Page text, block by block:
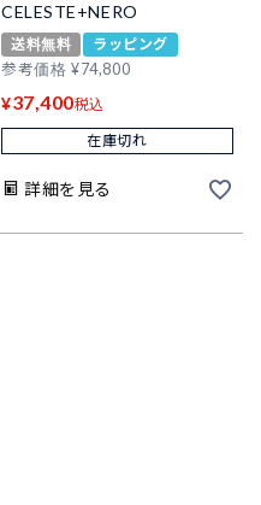
CELESTE+NERO
送料無料
ラッピング
参考価格 ¥74,800
¥37,400税込
在庫切れ
詳細を見る